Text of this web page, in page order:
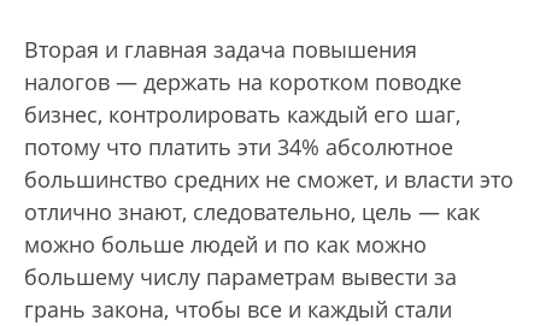
Вторая и главная задача повышения
налогов — держать на коротком поводке
бизнес, контролировать каждый его шаг,
потому что платить эти 34% абсолютное
большинство средних не сможет, и власти это
отлично знают, следовательно, цель — как
можно больше людей и по как можно
большему числу параметрам вывести за
грань закона, чтобы все и каждый стали